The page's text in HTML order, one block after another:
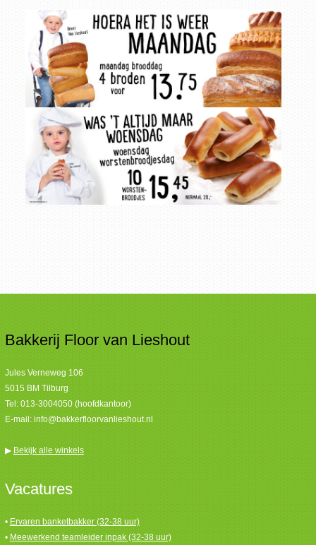
Bakkerij Floor van Lieshout
Jules Verneweg 106
5015 BM Tilburg
Tel: 013-3004050 (hoofdkantoor)
E-mail: info@bakkerfloorvanlieshout.nl
▶ Bekijk alle winkels
Vacatures
• Ervaren banketbakker (32-38 uur)
• Meewerkend teamleider inpak (32-38 uur)